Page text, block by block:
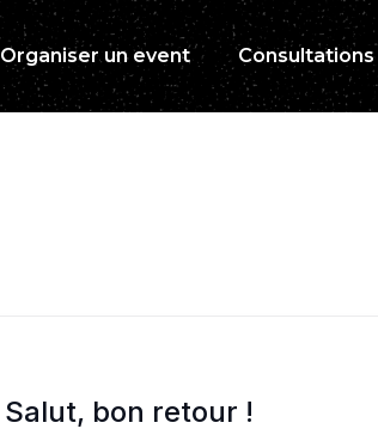
Organiser un event Consultations
Salut, bon retour !